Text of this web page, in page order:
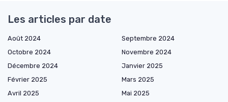
Les articles par date
Août 2024
Septembre 2024
Octobre 2024
Novembre 2024
Décembre 2024
Janvier 2025
Février 2025
Mars 2025
Avril 2025
Mai 2025